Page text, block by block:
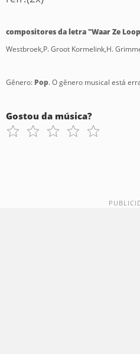
compositores da letra "Waar Ze
Westbroek,P. Groot Kormelink,H.
Gênero: Pop. O gênero musical está
Gostou da música?